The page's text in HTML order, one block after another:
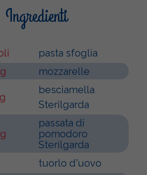
Ingredienti
pasta sfoglia
mozzarelle
besciamella
Sterilgarda
passata di
pomodoro
Sterilgarda
tuorlo d'uovo